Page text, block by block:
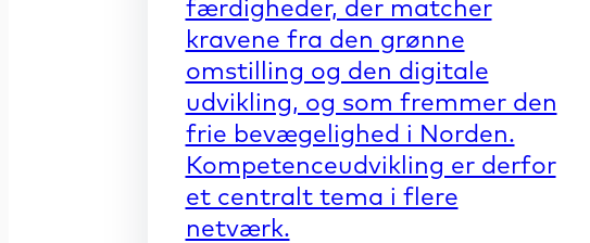
færdigheder, der matcher
kravene fra den grønne
omstilling og den digitale
udvikling, og som fremmer den
frie bevægelighed i Norden.
Kompetenceudvikling er derfor
et centralt tema i flere
netværk.